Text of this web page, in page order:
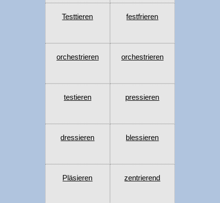
Testtieren festfrieren
orchestrieren orchestrieren
testieren pressieren
dressieren blessieren
Pläsieren zentrierend